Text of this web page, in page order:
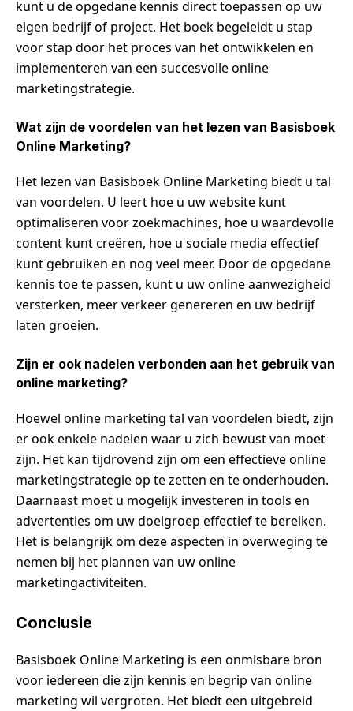
kunt u de opgedane kennis direct toepassen op uw
eigen bedrijf of project. Het boek begeleidt u stap
voor stap door het proces van het ontwikkelen en
implementeren van een succesvolle online
marketingstrategie.
Wat zijn de voordelen van het lezen van Basisboek
Online Marketing?
Het lezen van Basisboek Online Marketing biedt u tal
van voordelen. U leert hoe u uw website kunt
optimaliseren voor zoekmachines, hoe u waardevolle
content kunt creëren, hoe u sociale media effectief
kunt gebruiken en nog veel meer. Door de opgedane
kennis toe te passen, kunt u uw online aanwezigheid
versterken, meer verkeer genereren en uw bedrijf
laten groeien.
Zijn er ook nadelen verbonden aan het gebruik van
online marketing?
Hoewel online marketing tal van voordelen biedt, zijn
er ook enkele nadelen waar u zich bewust van moet
zijn. Het kan tijdrovend zijn om een effectieve online
marketingstrategie op te zetten en te onderhouden.
Daarnaast moet u mogelijk investeren in tools en
advertenties om uw doelgroep effectief te bereiken.
Het is belangrijk om deze aspecten in overweging te
nemen bij het plannen van uw online
marketingactiviteiten.
Conclusie
Basisboek Online Marketing is een onmisbare bron
voor iedereen die zijn kennis en begrip van online
marketing wil vergroten. Het biedt een uitgebreid